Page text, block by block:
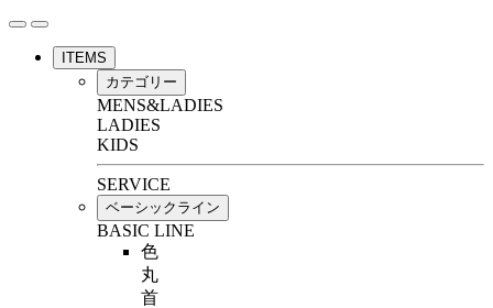
ITEMS
カテゴリー
MENS&LADIES
LADIES
KIDS
SERVICE
ベーシックライン
BASIC LINE
色
丸
首